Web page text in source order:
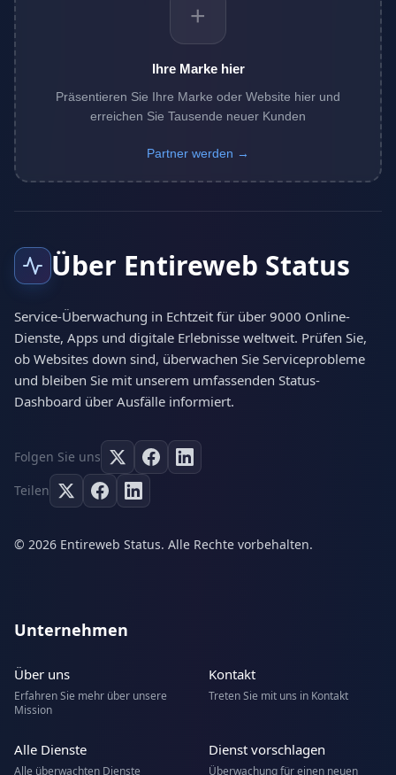
+
Ihre Marke hier
Präsentieren Sie Ihre Marke oder Website hier und
erreichen Sie Tausende neuer Kunden
Partner werden →
Über Entireweb Status
Service-Überwachung in Echtzeit für über 9000 Online-
Dienste, Apps und digitale Erlebnisse weltweit. Prüfen Sie,
ob Websites down sind, überwachen Sie Serviceprobleme
und bleiben Sie mit unserem umfassenden Status-
Dashboard über Ausfälle informiert.
Folgen Sie uns
Teilen
© 2026 Entireweb Status. Alle Rechte vorbehalten.
Unternehmen
Über uns
Erfahren Sie mehr über unsere
Mission
Kontakt
Treten Sie mit uns in Kontakt
Alle Dienste
Alle überwachten Dienste
Dienst vorschlagen
Überwachung für einen neuen